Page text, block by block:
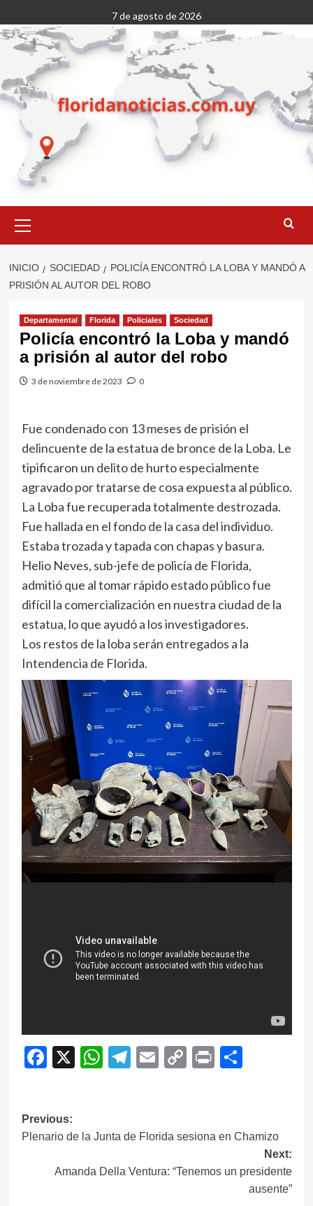
al
contenido
7 de agosto de 2026
primario
INICIO SOCIEDAD
POLICÍA ENCONTRÓ LA LOBA Y MANDÓ A
PRISIÓN AL AUTOR DEL ROBO
Departamental Florida Policiales Sociedad
Policía encontró la Loba y mandó
a prisión al autor del robo
3 de noviembre de 2023 0
Fue condenado con 13 meses de prisión el
delincuente de la estatua de bronce de la Loba. Le
tipificaron un delito de hurto especialmente
agravado por tratarse de cosa expuesta al público.
La Loba fue recuperada totalmente destrozada.
Fue hallada en el fondo de la casa del individuo.
Estaba trozada y tapada con chapas y basura.
Helio Neves, sub-jefe de policía de Florida,
admitió que al tomar rápido estado público fue
difícil la comercialización en nuestra ciudad de la
estatua, lo que ayudó a los investigadores.
Los restos de la loba serán entregados a la
Intendencia de Florida.
Facebook
X WhatsApp
Telegram
EmailCopy
Print
Navegación
de
entradas
Previous:
Plenario de la Junta de Florida sesiona en Chamizo
Next:
Amanda Della Ventura: “Tenemos un presidente
ausente”